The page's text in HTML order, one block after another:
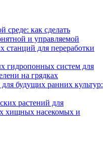
среде: как сделать
и управляемой
станций для переработки
гидропонных систем для
на грядках
будущих ранних культур:
растений для
хищных насекомых и